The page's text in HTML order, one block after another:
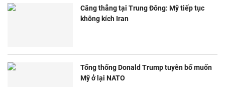
Căng thẳng tại Trung Đông: Mỹ tiếp tục
không kích Iran
Tổng thống Donald Trump tuyên bố muốn
Mỹ ở lại NATO